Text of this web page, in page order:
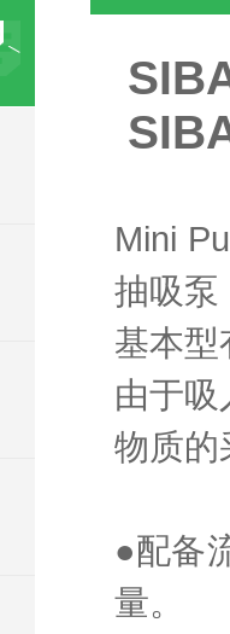
Mini
抽吸泵
基本型
由于
物质的
●配备
量。